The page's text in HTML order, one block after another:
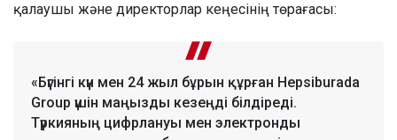
қалаушы және директорлар кеңесінің төрағасы:
«Бүгінгі күн мен 24 жыл бұрын құрған Hepsiburada
Group үшін маңызды кезеңді білдіреді.
Түркияның цифрлануы мен электронды